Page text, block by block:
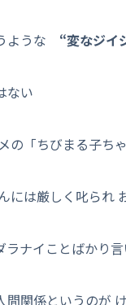
ような “変なジイ
ない
の「ちびまる子ち
には厳しく叱られ
ナイことばかり
間関係というのが